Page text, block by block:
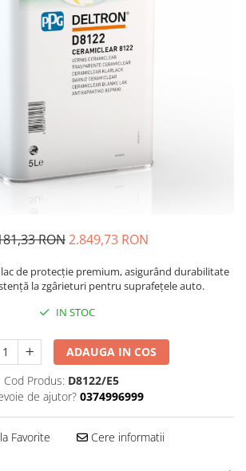
RON2.849,73 RON
de protecție premium, asigurând durabilitate
la zgârieturi pentru suprafețele auto.
IN STOC
ADAUGA IN COS
Cod Produs: D8122/E5
de ajutor? 0374996999
Favorite Cere informatii